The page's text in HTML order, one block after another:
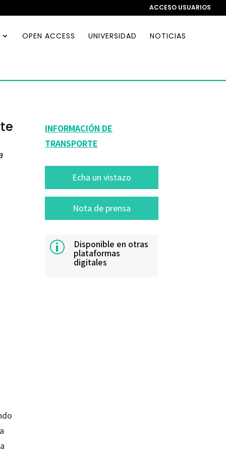
ACCESO USUARIOS
OPEN ACCESS UNIVERSIDAD NOTICIAS
INFORMACIÓN DE
TRANSPORTE
Echa un vistazo
Nota de prensa
p Disponible en otras
plataformas
digitales